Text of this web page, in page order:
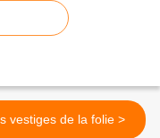
Les vestiges de la folie >